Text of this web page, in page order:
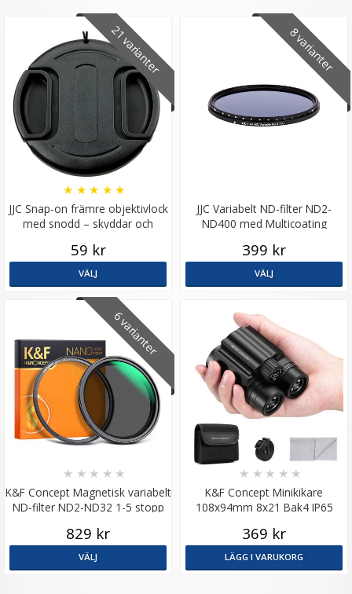
21 varianter
JJC Snap-on främre objektivlock
med snodd – skyddar och
★ ★ ★ ★ ★
59 kr
VÄLJ
8 varianter
JJC Variabelt ND-filter ND2-
ND400 med Multicoating
399 kr
VÄLJ
6 varianter
K&F Concept Magnetisk variabelt
ND-filter ND2-ND32 1-5 stopp
★ ★ ★ ★ ★
829 kr
VÄLJ
K&F Concept Minikikare
108x94mm 8x21 Bak4 IP65
★ ★ ★ ★ ★
369 kr
LÄGG I VARUKORG